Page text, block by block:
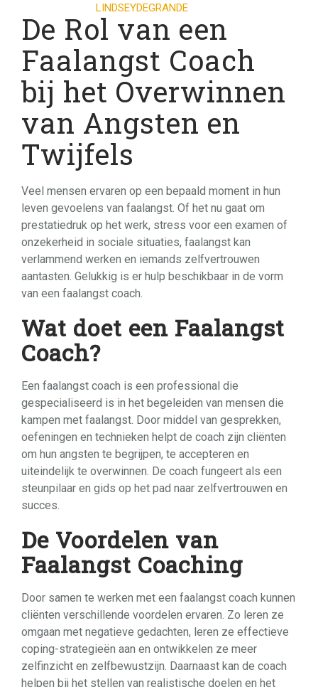
LINDSEYDEGRANDE
COMMENTS
20 TAGS
De Rol van een
Faalangst Coach
bij het Overwinnen
van Angsten en
Twijfels
Veel mensen ervaren op een bepaald moment in hun
leven gevoelens van faalangst. Of het nu gaat om
prestatiedruk op het werk, stress voor een examen of
onzekerheid in sociale situaties, faalangst kan
verlammend werken en iemands zelfvertrouwen
aantasten. Gelukkig is er hulp beschikbaar in de vorm
van een faalangst coach.
Wat doet een Faalangst
Coach?
Een faalangst coach is een professional die
gespecialiseerd is in het begeleiden van mensen die
kampen met faalangst. Door middel van gesprekken,
oefeningen en technieken helpt de coach zijn cliënten
om hun angsten te begrijpen, te accepteren en
uiteindelijk te overwinnen. De coach fungeert als een
steunpilaar en gids op het pad naar zelfvertrouwen en
succes.
De Voordelen van
Faalangst Coaching
Door samen te werken met een faalangst coach kunnen
cliënten verschillende voordelen ervaren. Zo leren ze
omgaan met negatieve gedachten, leren ze effectieve
coping-strategieën aan en ontwikkelen ze meer
zelfinzicht en zelfbewustzijn. Daarnaast kan de coach
helpen bij het stellen van realistische doelen en het